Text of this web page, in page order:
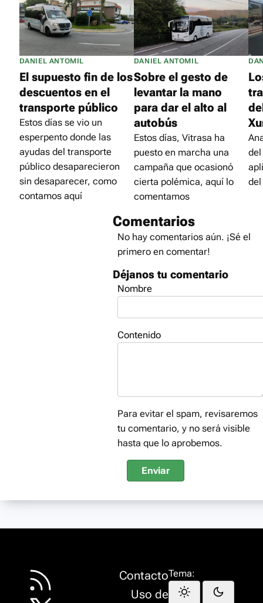
DANIEL ANTOMIL
El supuesto fin de los
descuentos en el
transporte público
Estos días se vio un
esperpento donde las
ayudas del transporte
público desaparecieron
sin desaparecer, como
contamos aquí
DANIEL ANTOMIL
Sobre el gesto de
levantar la mano
para dar el alto al
autobús
Estos días, Vitrasa ha
puesto en marcha una
campaña que ocasionó
cierta polémica, aquí lo
comentamos
del
Comentarios
No hay comentarios aún. ¡Sé el
primero en comentar!
Déjanos tu comentario
Nombre
Contenido
Para evitar el spam, revisaremos
tu comentario, y no será visible
hasta que lo aprobemos.
Enviar
Contacto
Uso de
Tema: